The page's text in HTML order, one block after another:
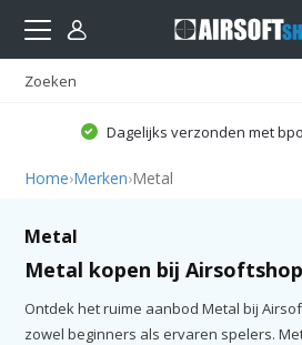
Dagelijks verzonden met
Home›Merken›Metal
Metal
Metal kopen bij Airsoftshop
Ontdek het ruime aanbod Metal bij
zowel beginners als ervaren spelers.